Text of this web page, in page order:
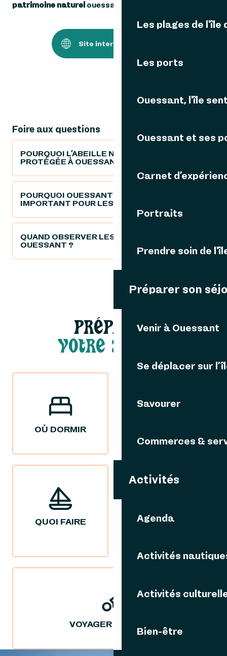
Les plages de l'île
Les ports
Ouessant, l'île
Ouessant et ses
Carnet
Portraits
Prendre soin de
Préparer son
Venir à Ouessant
Se déplacer sur
Savourer
Commerces &
Activités
Agenda
Activités
Activités
Bien-être
patrimoine naturel ouessantin.
Site internet de l'asso
Foire aux questions
POURQUOI L’ABEILLE NOIRE EST-ELLE
PROTÉGÉE À OUESSANT ?
POURQUOI OUESSANT EST-ELLE UN SITE
IMPORTANT POUR LES OISEAUX ?
QUAND OBSERVER LES OISEAUX À
OUESSANT ?
PRÉPARER
VOTRE SÉJOUR
OÙ DORMIR
QUOI FAIRE
NOS IDÉES
VOYAGER DURABLE